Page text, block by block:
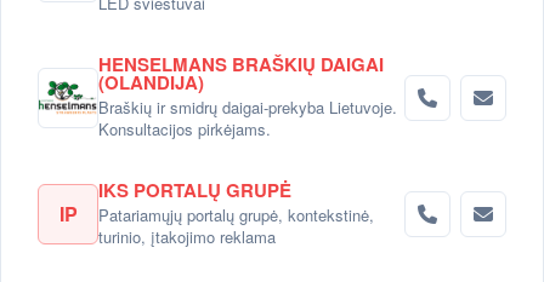
HENSELMANS BRAŠKIŲ DAIGAI
(OLANDIJA)
Braškių ir smidrų daigai-prekyba Lietuvoje.
Konsultacijos pirkėjams.
IP
IKS PORTALŲ GRUPĖ
Patariamųjų portalų grupė, kontekstinė,
turinio, įtakojimo reklama